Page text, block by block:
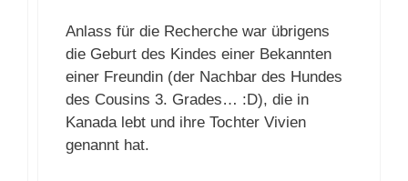
Anlass für die Recherche war übrigens
die Geburt des Kindes einer Bekannten
einer Freundin (der Nachbar des Hundes
des Cousins 3. Grades… :D), die in
Kanada lebt und ihre Tochter Vivien
genannt hat.